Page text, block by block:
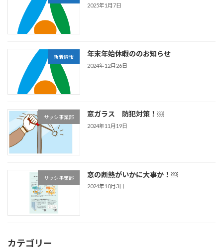
2025年1月7日
新着情報 年末年始休暇ののお知らせ
2024年12月26日
サッシ事業部 窓ガラス 防犯対策！￼
2024年11月19日
サッシ事業部 窓の断熱がいかに大事か！￼
2024年10月3日
カテゴリー